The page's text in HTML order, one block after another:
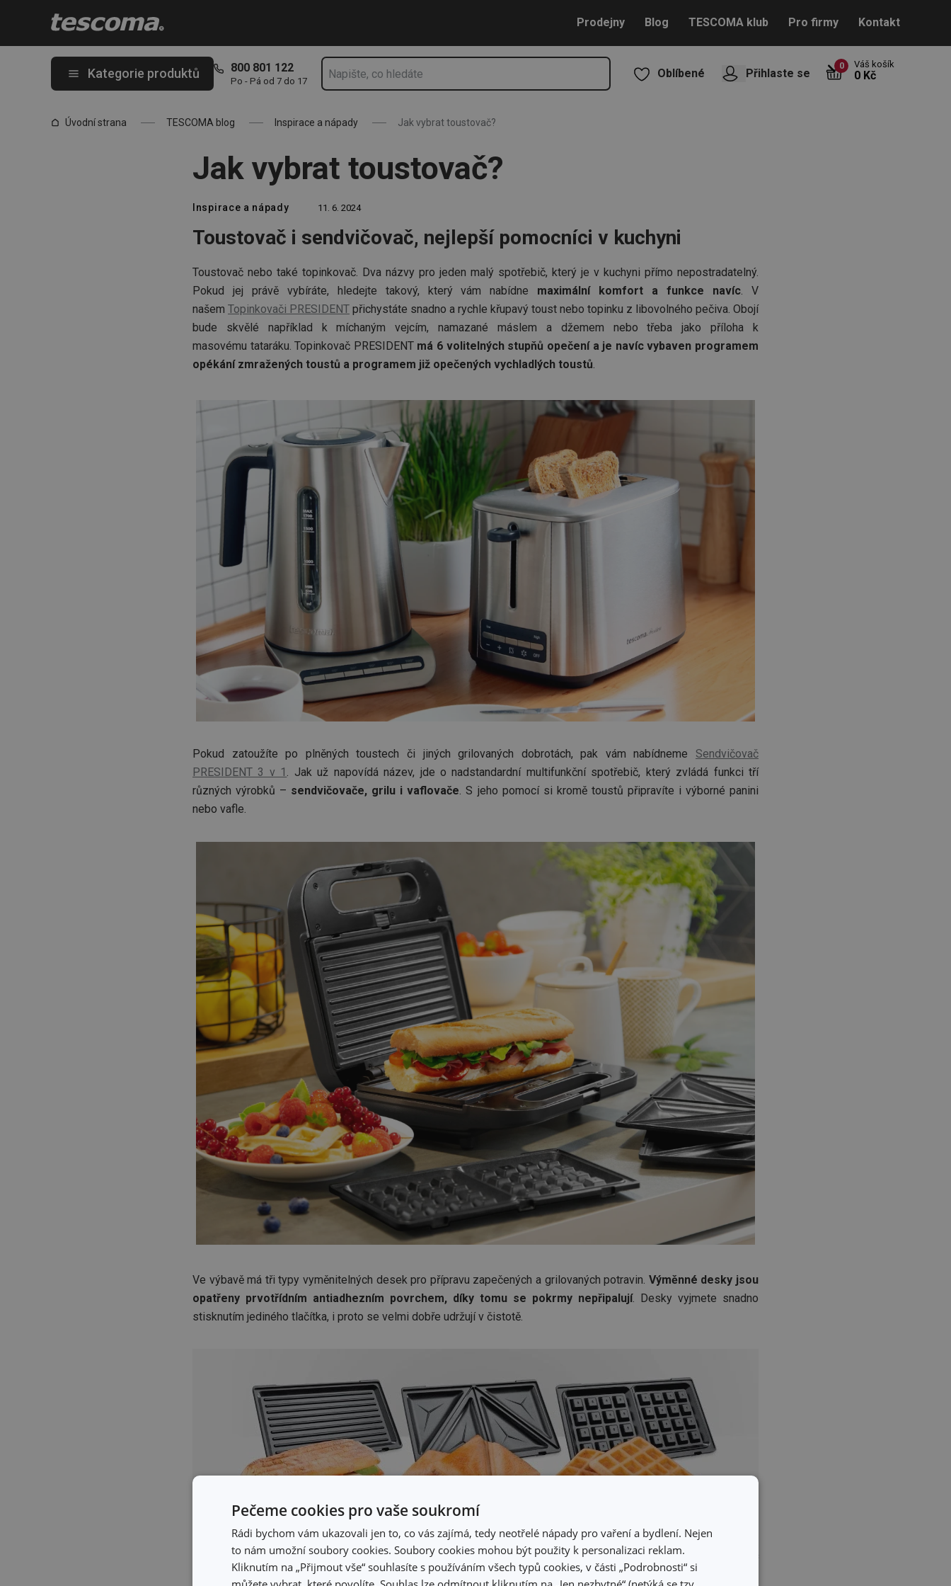
Prodejny Blog TESCOMA klub Pro firmy Kontakt
Kategorie produktů 800 801 122
Po - Pá od 7 do 17
Oblíbené Přihlaste se
0 Váš košík
0 Kč
Úvodní strana TESCOMA blog Inspirace a nápady Jak vybrat toustovač?
Jak vybrat toustovač?
Inspirace a nápady 11. 6. 2024
Toustovač i sendvičovač, nejlepší pomocníci v kuchyni
Toustovač nebo také topinkovač. Dva názvy pro jeden malý spotřebič, který je v kuchyni přímo nepostradatelný.
Pokud jej právě vybíráte, hledejte takový, který vám nabídne maximální komfort a funkce navíc. V
našem Topinkovači PRESIDENT přichystáte snadno a rychle křupavý toust nebo topinku z libovolného pečiva. Obojí
bude skvělé například k míchaným vejcím, namazané máslem a džemem nebo třeba jako příloha k
masovému tataráku. Topinkovač PRESIDENT má 6 volitelných stupňů opečení a je navíc vybaven programem
opékání zmražených toustů a programem již opečených vychladlých toustů.
Pokud zatoužíte po plněných toustech či jiných grilovaných dobrotách, pak vám nabídneme Sendvičovač
PRESIDENT 3 v 1 . Jak už napovídá název, jde o nadstandardní multifunkční spotřebič, který zvládá funkci tří
různých výrobků – sendvičovače, grilu i vaflovače. S jeho pomocí si kromě toustů připravíte i výborné panini
nebo vafle.
Ve výbavě má tři typy vyměnitelných desek pro přípravu zapečených a grilovaných potravin. Výměnné desky jsou
opatřeny prvotřídním antiadhezním povrchem, díky tomu se pokrmy nepřipalují. Desky vyjmete snadno
stisknutím jediného tlačítka, i proto se velmi dobře udržují v čistotě.
Pokud hledáte přístroj výhradně na zapečené tousty , nabídneme vám Sendvičovač GrandCHEF
má optimální plochu pro malé i velké plátky toustového chleba, takže dosáhnete rovnoměrného a křupavého
Pečeme cookies pro vaše soukromí
Rádi bychom vám ukazovali jen to, co vás zajímá, tedy neotřelé nápady pro vaření a bydlení. Nejen
to nám umožní soubory cookies. Soubory cookies mohou být použity k personalizaci reklam.
Kliknutím na „Přijmout vše“ souhlasíte s používáním všech typů cookies, v části „Podrobnosti“ si